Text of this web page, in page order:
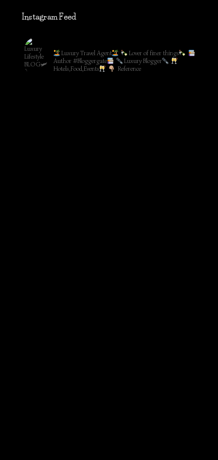
Instagram Feed
Luxury Travel Agent
Lover of finer things
Author #Bloggergate
Luxury Blogger
Hotels,Food,Events
Reference